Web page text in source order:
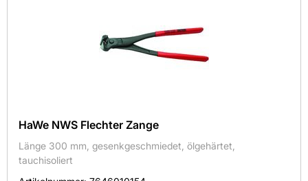
HaWe NWS Flechter Zange
Länge 300 mm, gesenkgeschmiedet, ölgehärtet,
tauchisoliert